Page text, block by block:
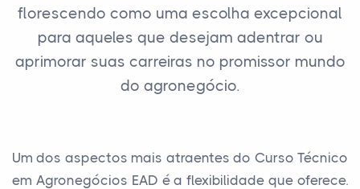
florescendo como uma escolha excepcional
para aqueles que desejam adentrar ou
aprimorar suas carreiras no promissor mundo
do agronegócio.
Um dos aspectos mais atraentes do Curso Técnico
em Agronegócios EAD é a flexibilidade que oferece.